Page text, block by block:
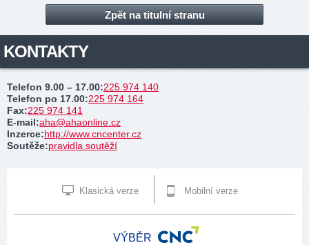
Zpět na titulní stranu
KONTAKTY
Telefon 9.00 – 17.00:225 974 140
Telefon po 17.00:225 974 164
Fax:225 974 141
E-mail:aha@ahaonline.cz
Inzerce:http://www.cncenter.cz
Soutěže:pravidla soutěží
Klasická verze Mobilní verze
VÝBĚR